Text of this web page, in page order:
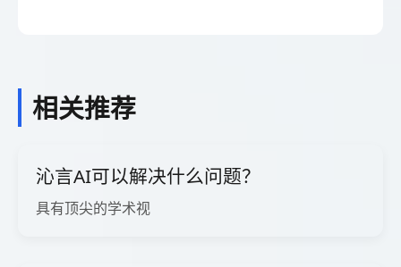
相关推荐
沁言AI可以解决什么问题？
具有顶尖的学术视